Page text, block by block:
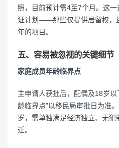
照，目前预计需4至7个月。这
证计划——那些仅提供居留权，
年的项目。
五、容易被忽视的关键细节
家庭成员年龄临界点
主申请人获批后，配偶及18岁
龄临界点”以移民局审批日为准
岁，需单独满足经济独立、无
迁。